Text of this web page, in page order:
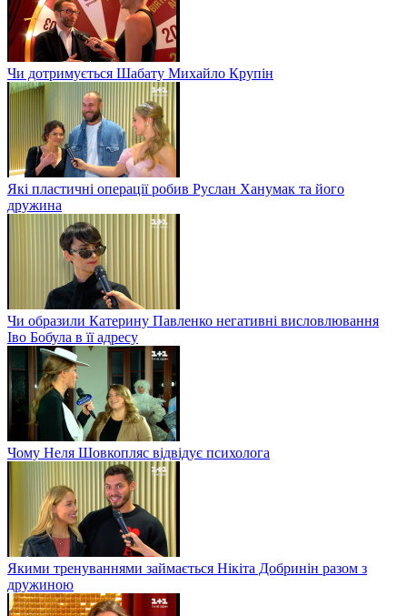
Чи дотримується Шабату Михайло Крупін
Які пластичні операції робив Руслан Ханумак та його
дружина
Чи образили Катерину Павленко негативні висловлювання
Іво Бобула в її адресу
Чому Неля Шовкопляс відвідує психолога
Якими тренуваннями займається Нікіта Добринін разом з
дружиною